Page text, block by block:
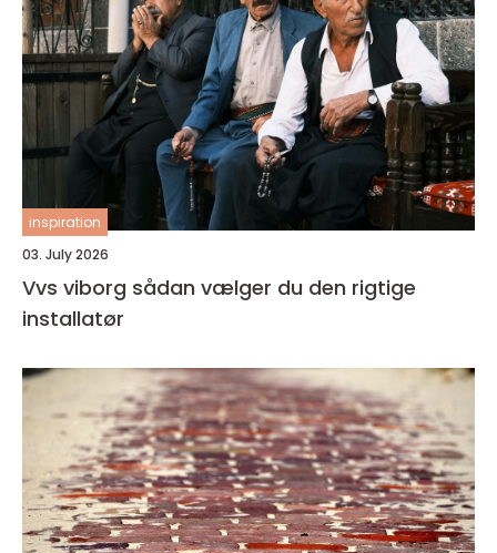
inspiration
03. July 2026
Vvs viborg sådan vælger du den rigtige
installatør